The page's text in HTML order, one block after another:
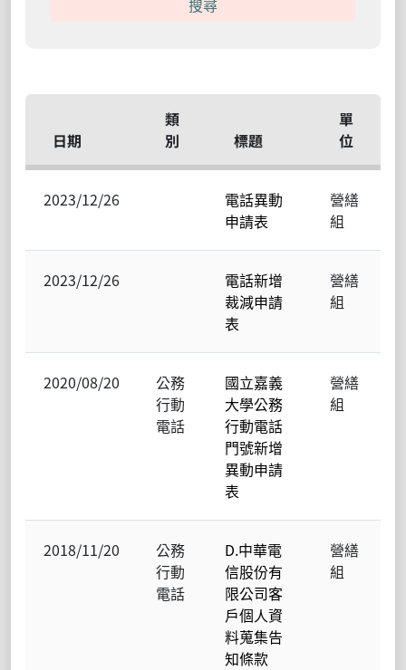
日期
類
別
標題
單
位
2023/12/26
電話異動
申請表
營繕
組
2023/12/26
電話新增
裁減申請
表
營繕
組
2020/08/20
公務
行動
電話
國立嘉義
大學公務
行動電話
門號新增
異動申請
表
營繕
組
2018/11/20
公務
行動
電話
D.中華電
信股份有
限公司客
戶個人資
料蒐集告
知條款
營繕
組